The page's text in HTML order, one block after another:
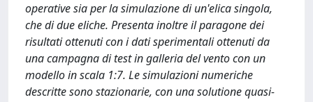
operative sia per la simulazione di un'elica singola,
che di due eliche. Presenta inoltre il paragone dei
risultati ottenuti con i dati sperimentali ottenuti da
una campagna di test in galleria del vento con un
modello in scala 1:7. Le simulazioni numeriche
descritte sono stazionarie, con una solutione quasi-